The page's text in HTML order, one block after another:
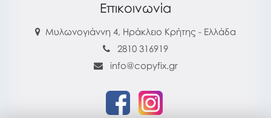
Επικοινωνία
Μυλωνογιάννη 4, Ηράκλειο Κρήτης - Ελλάδα
2810 316919
info@copyfix.gr